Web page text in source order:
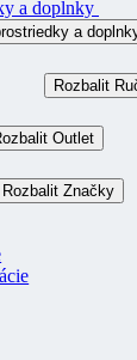
a doplnky
a
Rozbalit
Outlet
Rozbalit Značky